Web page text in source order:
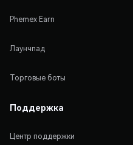
Phemex Earn
Лаунчпад
Торговые боты
Поддержка
Центр поддержки